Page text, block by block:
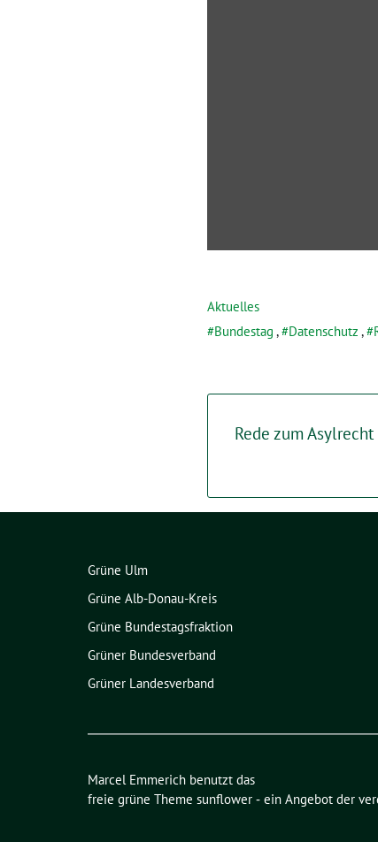
Aktuelles
Bundestag , Datenschutz ,
Rede zum Asylrecht
Grüne Ulm
Grüne Alb-Donau-Kreis
Grüne Bundestagsfraktion
Grüner Bundesverband
Grüner Landesverband
Marcel Emmerich benutzt das
freie grüne Theme sunflower ‐ ein Angebot der